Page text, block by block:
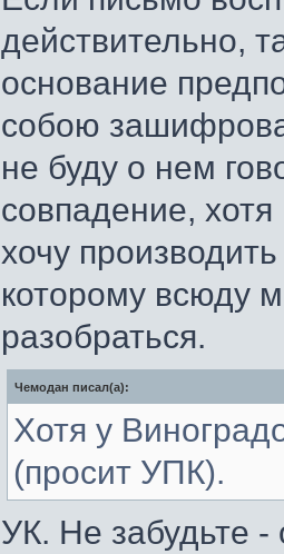
действительно,
основание
собою
не буду о нем
совпадение,
хочу
которому всюду
разобраться.
Чемодан писал(а):
Хотя у
(просит УПК).
УК. Не забудьте